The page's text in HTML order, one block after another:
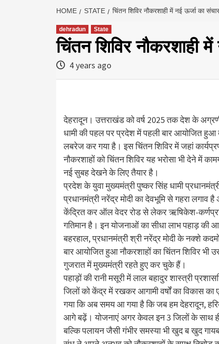
HOME STATE चिंतन शिविर नौकरशाही में नई ऊर्जा का
dehradun State
चिंतन शिविर नौकरशाही
4 years ago
देहरादून। उत्तराखंड को वर्ष 2025 तक देश के
धामी की पहल पर प्रदेश में पहली बार आयोजित हुआ
लबरेज कर गया है। इस चिंतन शिविर में जहां
नौकरशाहों को चिंतन शिविर यह भरोसा भी देने में
नई सुबह देखने के लिए तैयार है।
प्रदेश के युवा मुख्यमंत्री पुष्कर सिंह धामी
प्रधानमंत्री नरेंद्र मोदी का देवभूमि से गहरा लगाव
केंद्रित कर ऑल वेदर रोड से लेकर ऋषिकेश-
गतिमान है। इन योजनाओं का सीधा लाभ पहाड़ की
बहरहाल, प्रधानमंत्री श्री नरेंद्र मोदी के नक्शे
बार आयोजित हुआ नौकरशाहों का चिंतन शिविर
गुजरात में मुख्यमंत्री रहते हुए कर चुके हैं।
पहाड़ों की रानी मसूरी में लाल बहादुर शास्त्री
जिलों को केंद्र में रखकर आगामी वर्षों का विकास का
गया कि अब समय आ गया है कि जब हम देहरादून,
आगे बढ़ें। योजनाएं अगर केवल इन 3 जिलों के साथ ही
बल्कि पलायन जैसी गंभीर समस्या भी खुद ब खुद